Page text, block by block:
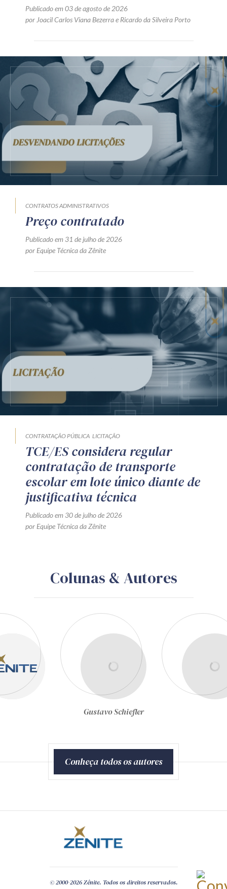
Publicado em 03 de agosto de 2026
por Joacil Carlos Viana Bezerrae Ricardo da Silveira Porto
CONTRATOS ADMINISTRATIVOS
Preço contratado
Publicado em 31 de julho de 2026
por Equipe Técnica da Zênite
CONTRATAÇÃO PÚBLICA LICITAÇÃO
TCE/ES considera regular
contratação de transporte
escolar em lote único diante de
justificativa técnica
Publicado em 30 de julho de 2026
por Equipe Técnica da Zênite
Colunas & Autores
Gustavo Schiefler
Conheça todos os autores
© 2000-2026 Zênite. Todos os direitos reservados.